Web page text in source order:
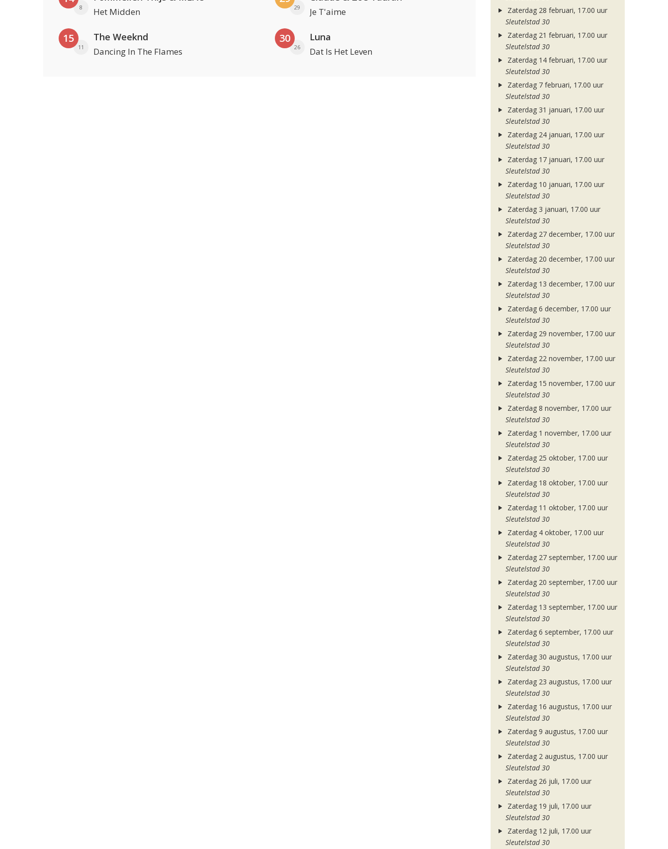
8 Het Midden
15
11
The Weeknd
Dancing In The Flames
29 Je T'aime
30
26
Luna
Dat Is Het Leven
Zaterdag 28 februari, 17.00 uur
Sleutelstad 30
Zaterdag 21 februari, 17.00 uur
Sleutelstad 30
Zaterdag 14 februari, 17.00 uur
Sleutelstad 30
Zaterdag 7 februari, 17.00 uur
Sleutelstad 30
Zaterdag 31 januari, 17.00 uur
Sleutelstad 30
Zaterdag 24 januari, 17.00 uur
Sleutelstad 30
Zaterdag 17 januari, 17.00 uur
Sleutelstad 30
Zaterdag 10 januari, 17.00 uur
Sleutelstad 30
Zaterdag 3 januari, 17.00 uur
Sleutelstad 30
Zaterdag 27 december, 17.00 uur
Sleutelstad 30
Zaterdag 20 december, 17.00 uur
Sleutelstad 30
Zaterdag 13 december, 17.00 uur
Sleutelstad 30
Zaterdag 6 december, 17.00 uur
Sleutelstad 30
Zaterdag 29 november, 17.00 uur
Sleutelstad 30
Zaterdag 22 november, 17.00 uur
Sleutelstad 30
Zaterdag 15 november, 17.00 uur
Sleutelstad 30
Zaterdag 8 november, 17.00 uur
Sleutelstad 30
Zaterdag 1 november, 17.00 uur
Sleutelstad 30
Zaterdag 25 oktober, 17.00 uur
Sleutelstad 30
Zaterdag 18 oktober, 17.00 uur
Sleutelstad 30
Zaterdag 11 oktober, 17.00 uur
Sleutelstad 30
Zaterdag 4 oktober, 17.00 uur
Sleutelstad 30
Zaterdag 27 september, 17.00 uur
Sleutelstad 30
Zaterdag 20 september, 17.00 uur
Sleutelstad 30
Zaterdag 13 september, 17.00 uur
Sleutelstad 30
Zaterdag 6 september, 17.00 uur
Sleutelstad 30
Zaterdag 30 augustus, 17.00 uur
Sleutelstad 30
Zaterdag 23 augustus, 17.00 uur
Sleutelstad 30
Zaterdag 16 augustus, 17.00 uur
Sleutelstad 30
Zaterdag 9 augustus, 17.00 uur
Sleutelstad 30
Zaterdag 2 augustus, 17.00 uur
Sleutelstad 30
Zaterdag 26 juli, 17.00 uur
Sleutelstad 30
Zaterdag 19 juli, 17.00 uur
Sleutelstad 30
Zaterdag 12 juli, 17.00 uur
Sleutelstad 30